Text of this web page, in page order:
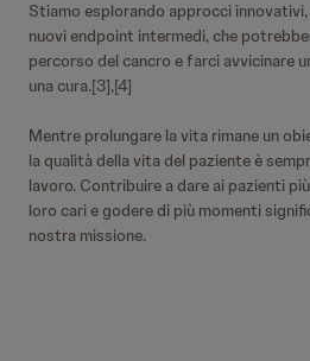
Stiamo esplorando approcci innovativi,
nuovi endpoint intermedi, che
percorso del cancro e farci avvicinare
una cura.[3],[4]
Mentre prolungare la vita rimane un
la qualità della vita del paziente è
lavoro. Contribuire a dare ai pazienti
loro cari e godere di più momenti
nostra missione.